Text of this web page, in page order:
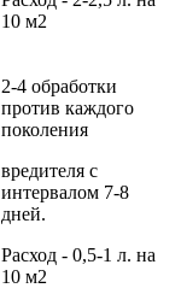
10 м2
2-4 обработки
против каждого
поколения
вредителя с
интервалом 7-8
дней.
Расход - 0,5-1 л. на
10 м2